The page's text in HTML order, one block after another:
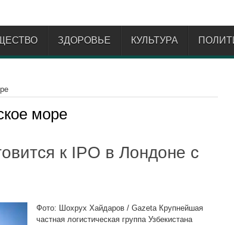
ЗДОРОВЬЕ КУЛЬТУРА
море
к IPO в Лондоне с
Фото: Шохрух Хайдаров / Gazeta Крупнейшая
частная логистическая группа Узбекистана